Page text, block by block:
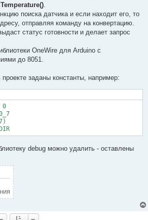
поиска датчика и если находит его, то
отправляя команду на конвертацию.
статус готовности и делает запрос
OneWire для Arduino с
до 8051.
заданы константы, например:
0
debug можно удалить - оставлены